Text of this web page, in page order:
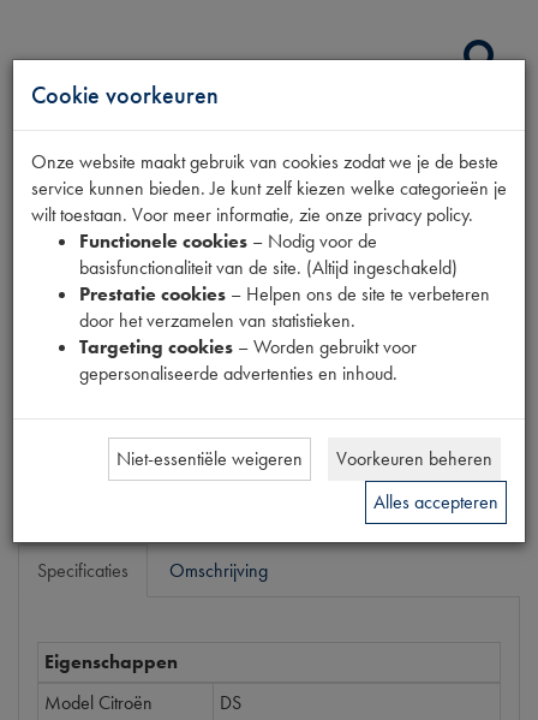
NYLON RING TBV
BOUT ACHTERSCH.
Productnummer
1540109
Prijs
3,50
Specificaties Omschrijving
Eigenschappen
Model Citroën
DS
Cookie voorkeuren
Onze website maakt gebruik van cookies zodat we je de beste
service kunnen bieden. Je kunt zelf kiezen welke categorieën je
wilt toestaan. Voor meer informatie, zie onze privacy policy.
Functionele cookies – Nodig voor de
basisfunctionaliteit van de site. (Altijd ingeschakeld)
Prestatie cookies – Helpen ons de site te verbeteren
door het verzamelen van statistieken.
Targeting cookies – Worden gebruikt voor
gepersonaliseerde advertenties en inhoud.
Niet-essentiële weigeren
Voorkeuren beheren
Alles accepteren